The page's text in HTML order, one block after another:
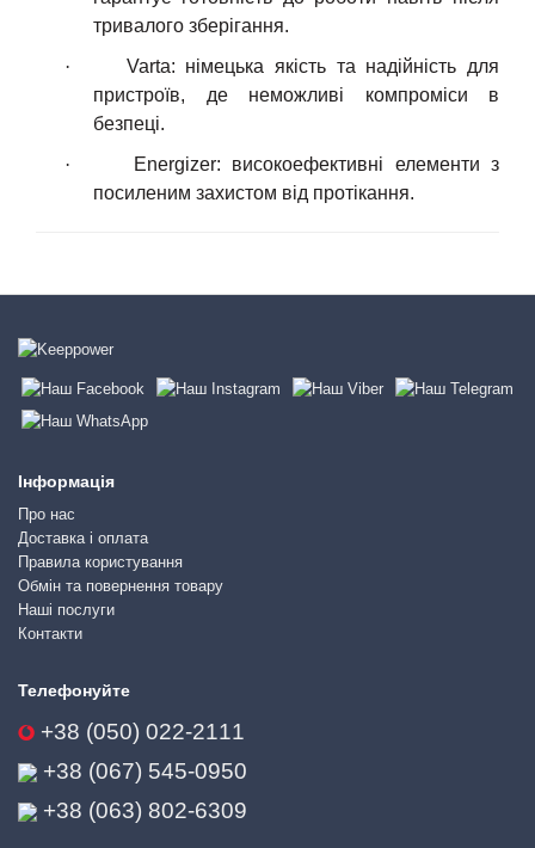
тривалого зберігання.
·
Varta: німецька якість та надійність для
пристроїв, де неможливі компроміси в
безпеці.
·
Energizer: високоефективні елементи з
посиленим захистом від протікання.
Інформація
Про нас
Доставка і оплата
Правила користування
Обмін та повернення товару
Наші послуги
Контакти
Телефонуйте
+38 (050) 022-2111
+38 (067) 545-0950
+38 (063) 802-6309